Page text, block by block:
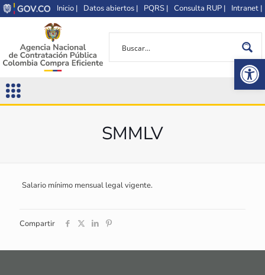
Inicio | Datos abiertos | PQRS | Consulta RUP | Intranet |
SMMLV
Salario mínimo mensual legal vigente.
Compartir